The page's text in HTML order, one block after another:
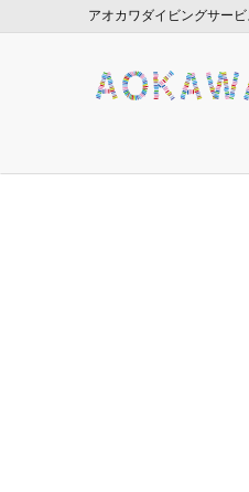
アオカワダイビングサービ